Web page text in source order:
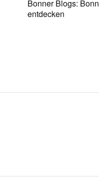
Bonner Blogs: Bonn
entdecken